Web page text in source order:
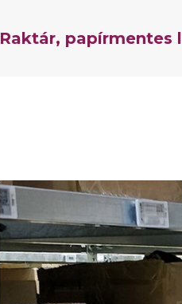
Raktár, papírmentes